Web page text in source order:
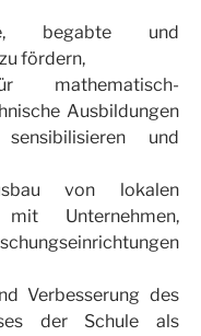
begabte und
fördern,
mathematisch-
Ausbildungen
und
von lokalen
mit Unternehmen,
Verbesserung des
der Schule als